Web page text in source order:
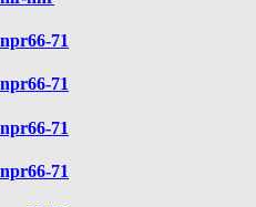
npr66-71
npr66-71
npr66-71
npr66-71